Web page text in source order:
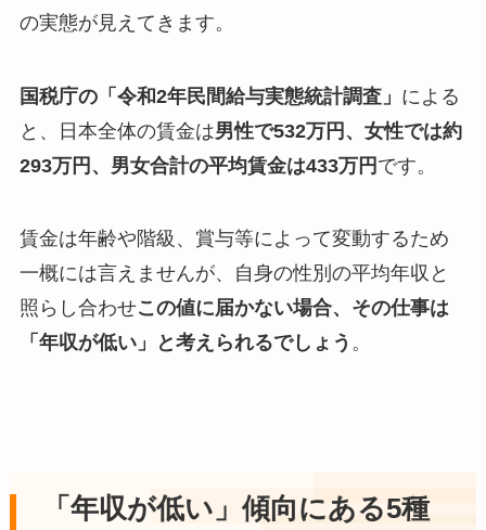
の実態が見えてきます。
国税庁の「令和2年民間給与実態統計調査」 による
と、日本全体の賃金は男性で532万円、女性では約
293万円、男女合計の平均賃金は433万円 です。
賃金は年齢や階級、賞与等によって変動するため
一概には言えませんが、自身の性別の平均年収と
照らし合わせこの値に届かない場合、その仕事は
「年収が低い」と考えられるでしょう 。
「年収が低い」傾向にある5種